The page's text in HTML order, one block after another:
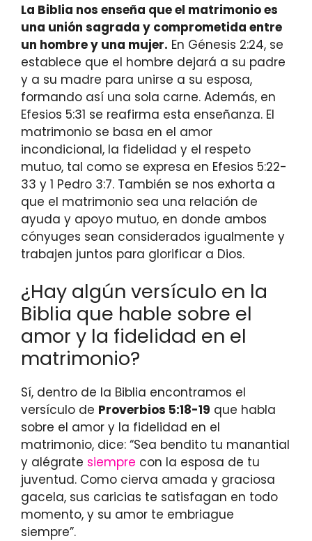
La Biblia nos enseña que el matrimonio es
una unión sagrada y comprometida entre
un hombre y una mujer. En Génesis 2:24, se
establece que el hombre dejará a su padre
y a su madre para unirse a su esposa,
formando así una sola carne. Además, en
Efesios 5:31 se reafirma esta enseñanza. El
matrimonio se basa en el amor
incondicional, la fidelidad y el respeto
mutuo, tal como se expresa en Efesios 5:22-
33 y 1 Pedro 3:7. También se nos exhorta a
que el matrimonio sea una relación de
ayuda y apoyo mutuo, en donde ambos
cónyuges sean considerados igualmente y
trabajen juntos para glorificar a Dios.
¿Hay algún versículo en la
Biblia que hable sobre el
amor y la fidelidad en el
matrimonio?
Sí, dentro de la Biblia encontramos el
versículo de Proverbios 5:18-19 que habla
sobre el amor y la fidelidad en el
matrimonio, dice: “Sea bendito tu manantial
y alégrate siempre con la esposa de tu
juventud. Como cierva amada y graciosa
gacela, sus caricias te satisfagan en todo
momento, y su amor te embriague
siempre”.